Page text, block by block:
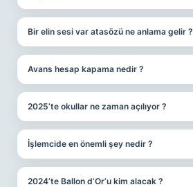
Bir elin sesi var atasözü ne anlama gelir ?
Avans hesap kapama nedir ?
2025’te okullar ne zaman açılıyor ?
İşlemcide en önemli şey nedir ?
2024’te Ballon d’Or’u kim alacak ?